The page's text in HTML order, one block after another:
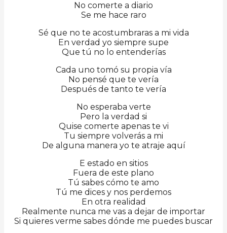
No comerte a diario
Se me hace raro
Sé que no te acostumbraras a mi vida
En verdad yo siempre supe
Que tú no lo entenderías
Cada uno tomó su propia vía
No pensé que te vería
Después de tanto te vería
No esperaba verte
Pero la verdad si
Quise comerte apenas te vi
Tu siempre volverás a mi
De alguna manera yo te atraje aquí
E estado en sitios
Fuera de este plano
Tú sabes cómo te amo
Tú me dices y nos perdemos
En otra realidad
Realmente nunca me vas a dejar de importar
Si quieres verme sabes dónde me puedes buscar